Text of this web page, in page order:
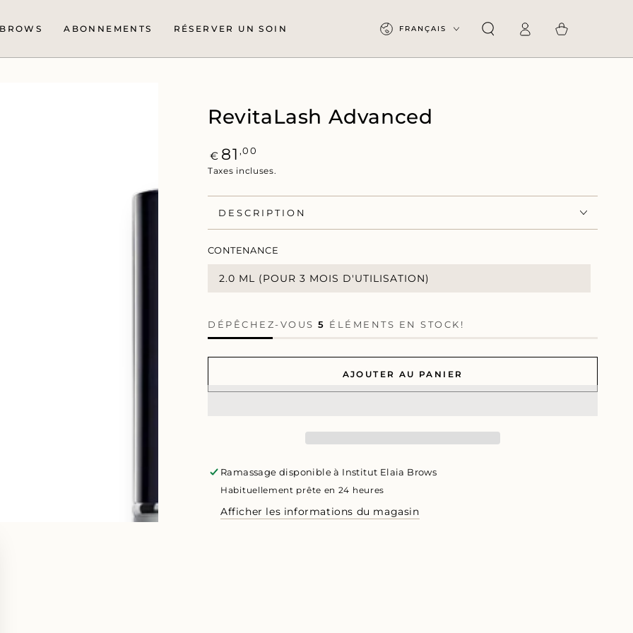
BROWS ABONNEMENTS RÉSERVER UN SOIN LangueFRANÇAIS ConnexionPanier
RevitaLash Advanced
Prix
normal
€ 81 ,00
Taxes incluses.
DESCRIPTION
CONTENANCE
2.0 ML (POUR 3 MOIS D'UTILISATION)
DÉPÊCHEZ-VOUS 5 ÉLÉMENTS EN STOCK!
AJOUTER AU PANIER
Ramassage disponible à Institut Elaia Brows
Habituellement prête en 24 heures
Afficher les informations du magasin